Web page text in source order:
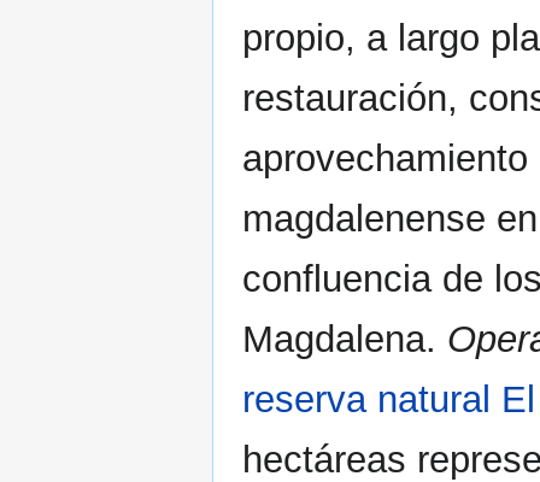
propio, a largo
restauración,
magdalenense
confluencia de
Magdalena.
reserva natural
hectáreas